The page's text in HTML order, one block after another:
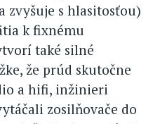
zvyšuje s hlasitosťou)
k fixnému
také silné
že prúd skutočne
a hifi, inžinieri
zosilňovače do